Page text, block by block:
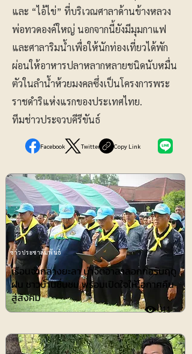
และ “ไอ้ไข่” ที่บริเวณศาลาด้านข้างหลวง
พ่อทวดองค์ใหญ่ นอกจากนี้ยังมีมุมกาแฟ
และศาลาริมน้ำเพื่อให้นักท่องเที่ยวได้พัก
ผ่อนให้อาหารปลาหลากหลายชนิดนับหมื่น
ตัวในลำน้ำห้วยมงคลซึ่งเป็นโครงการพระ
ราชดำริแห่งแรกของประเทศไทย.
ทีมช่าวประจวบคีรีขันธ์
Facebook Twitter Copy Link
เรือนจำกลางยะลา นำจิตอาสาลอกท่อรับฤดู
ฝน ชาวบ้านชื่นชม พร้อมเปิดใจให้โอกาศคืน
สู่สังคม
311
ข่าวประชาสัมพันธ์